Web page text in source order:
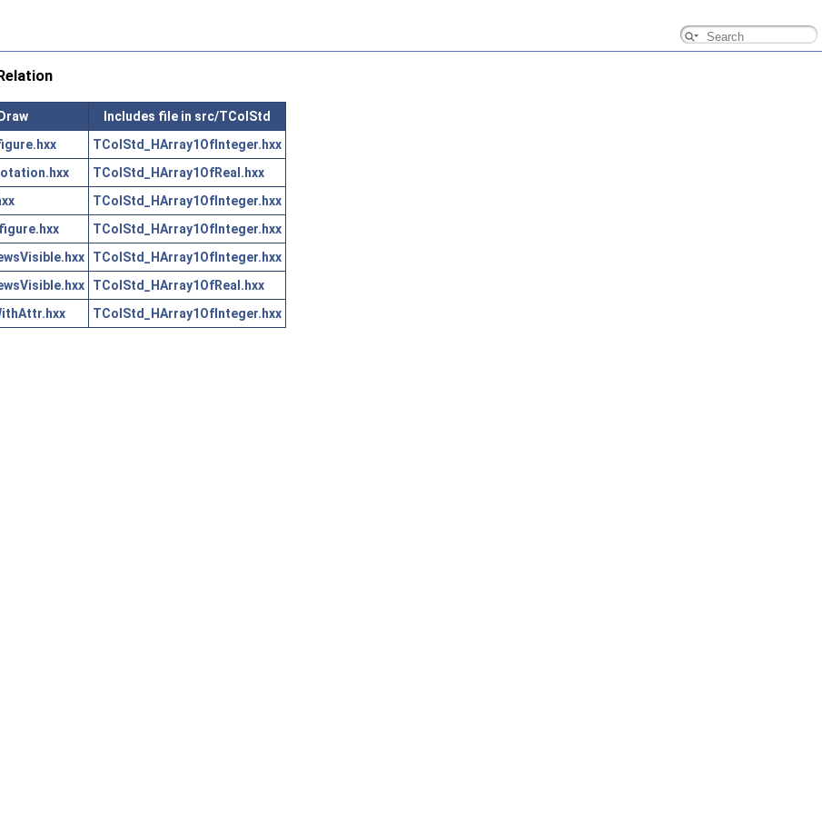
Includes file in src/TColStd
TColStd_HArray1OfInteger.hxx
TColStd_HArray1OfReal.hxx
TColStd_HArray1OfInteger.hxx
TColStd_HArray1OfInteger.hxx
TColStd_HArray1OfInteger.hxx
TColStd_HArray1OfReal.hxx
TColStd_HArray1OfInteger.hxx